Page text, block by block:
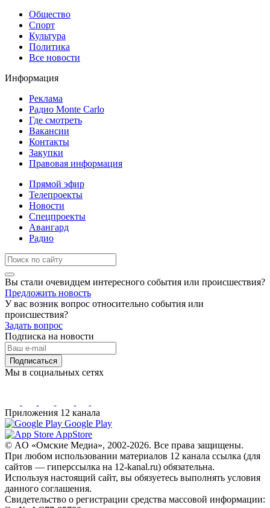
Общество
Спорт
Культура
Политика
Все новости
Информация
Реклама
Радио Monte Carlo
Где смотреть
Вакансии
Контакты
Закупки
Правовая информация
Прямой эфир
Телепроекты
Новости
Спецпроекты
Авангард
Радио
Вы стали очевидцем интересного события или происшествия?
Предложить новость
У вас возник вопрос относительно события или
происшествия?
Задать вопрос
Подписка на новости
Подписаться
Мы в социальных сетях
Приложения 12 канала
Google Play
AppStore
© AO «Омские Медиа», 2002-2026. Все права защищены.
При любом использовании материалов 12 канала ссылка (для
сайтов — гиперссылка на 12-kanal.ru) обязательна.
Используя настоящий сайт, вы обязуетесь выполнять условия
данного соглашения.
Свидетельство о регистрации средства массовой информации: